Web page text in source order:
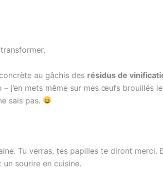
au gâchis des résidus de
j’en mets même sur mes œufs brouillés
sais pas.
Tu verras, tes papilles te diront merci.
sourire en cuisine.